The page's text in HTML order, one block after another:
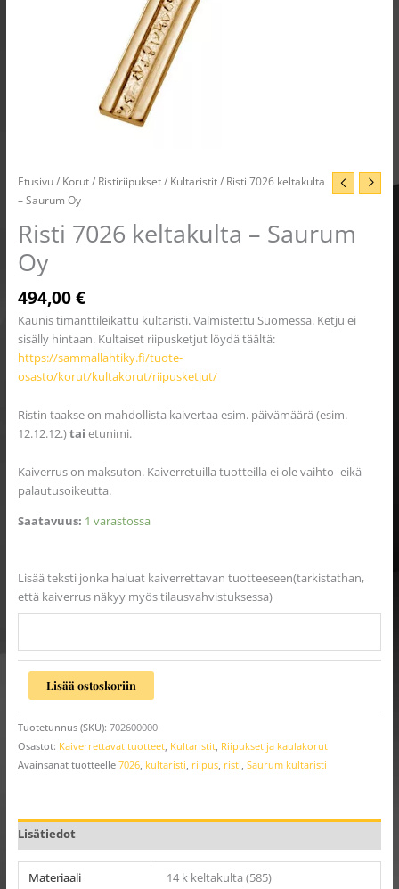
Etusivu/ Korut/ Ristiriipukset/ Kultaristit/ Risti 7026 keltakulta
– Saurum Oy
Risti 7026 keltakulta – Saurum
Oy
494,00€
Kaunis timanttileikattu kultaristi. Valmistettu Suomessa. Ketju ei
sisälly hintaan. Kultaiset riipusketjut löydä täältä:
https://sammallahtiky.fi/tuote-
osasto/korut/kultakorut/riipusketjut/
Ristin taakse on mahdollista kaivertaa esim. päivämäärä (esim.
12.12.12.)tai etunimi.
Kaiverrus on maksuton. Kaiverretuilla tuotteilla ei ole vaihto- eikä
palautusoikeutta.
Saatavuus: 1 varastossa
Lisää teksti jonka haluat kaiverrettavan tuotteeseen(tarkistathan,
että kaiverrus näkyy myös tilausvahvistuksessa)
Lisää ostoskoriin
Tuotetunnus (SKU): 702600000
Osastot: Kaiverrettavat tuotteet, Kultaristit, Riipukset ja kaulakorut
Avainsanat tuotteelle 7026, kultaristi riipus, risti Saurum kultaristi
Lisätiedot
Materiaali
14 k keltakulta (585)